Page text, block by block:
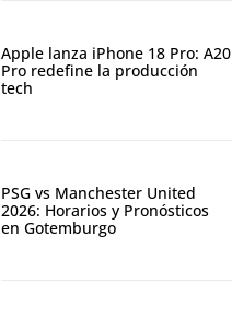
Apple lanza iPhone 18 Pro: A20
Pro redefine la producción
tech
PSG vs Manchester United
2026: Horarios y Pronósticos
en Gotemburgo